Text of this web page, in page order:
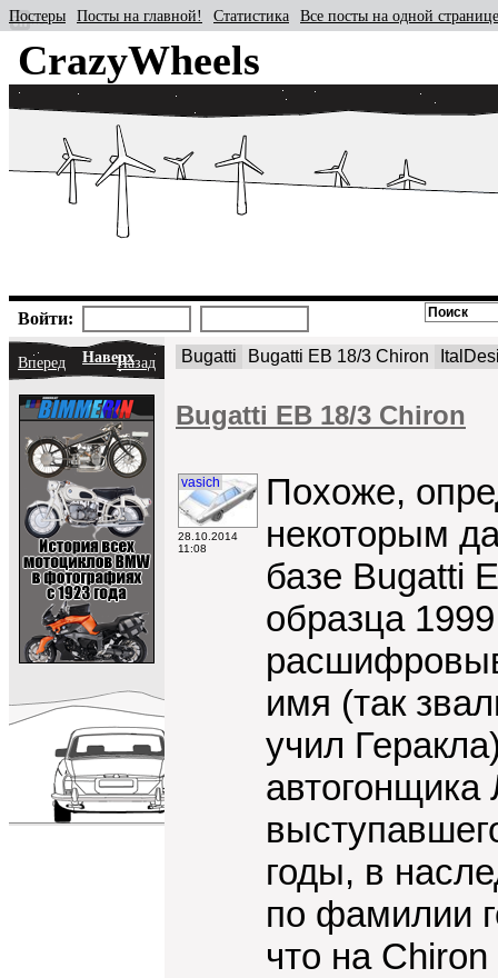
CrazyWheels
Постеры Посты на главной! Статистика Все посты на одной странице
Войти:
Вперед НаверхНазад Bugatti Bugatti EB 18/3 Chiron
Bugatti EB 18/3 Chiron
vasich
28.10.2014
11:08
Похоже,
некоторым
базе Bugatti
образца
имя (так
учил
годы, в
по фамилии
что на Chiron